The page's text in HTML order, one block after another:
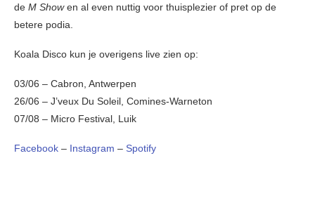
de M Showen al even nuttig voor thuisplezier of pret op de
betere podia.
Koala Disco kun je overigens live zien op:
03/06 – Cabron, Antwerpen
26/06 – J’veux Du Soleil, Comines-Warneton
07/08 – Micro Festival, Luik
Facebook – Instagram – Spotify